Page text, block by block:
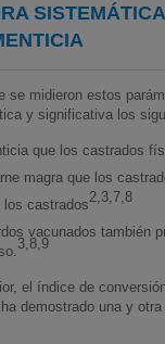
se midieron estos
y significativa los
que los castrados
magra que los
los castrados2,3,7,8
vacunados también
3,8,9
el índice de
demostrado una y